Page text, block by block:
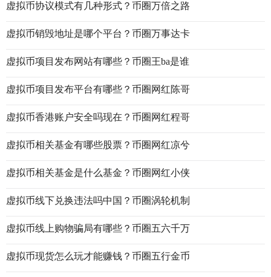
虚拟币协议模式有几种形式？币圈万倍之路
虚拟币销毁地址是哪个平台？币圈万事达卡
虚拟币项目发布网站有哪些？币圈王ba是谁
虚拟币项目发布平台有哪些？币圈网红陈哥
虚拟币香港账户安全吗现在？币圈网红程哥
虚拟币相关基金有哪些股票？币圈网红凉兮
虚拟币相关基金是什么基金？币圈网红小侠
虚拟币线下兑换违法吗中国？币圈涡轮机制
虚拟币线上购物骗局有哪些？币圈五六千万
虚拟币现货怎么玩才能赚钱？币圈五行金币